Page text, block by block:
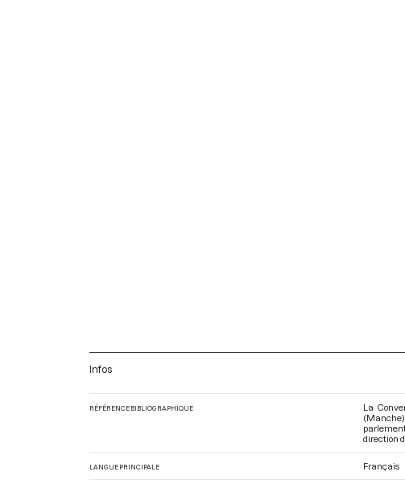
Infos
RÉFÉRENCE BIBLIOGRAPHIQUE
La
direction
LANGUE PRINCIPALE Français